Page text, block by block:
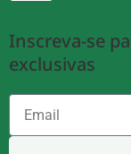
Inscreva-se
exclusivas